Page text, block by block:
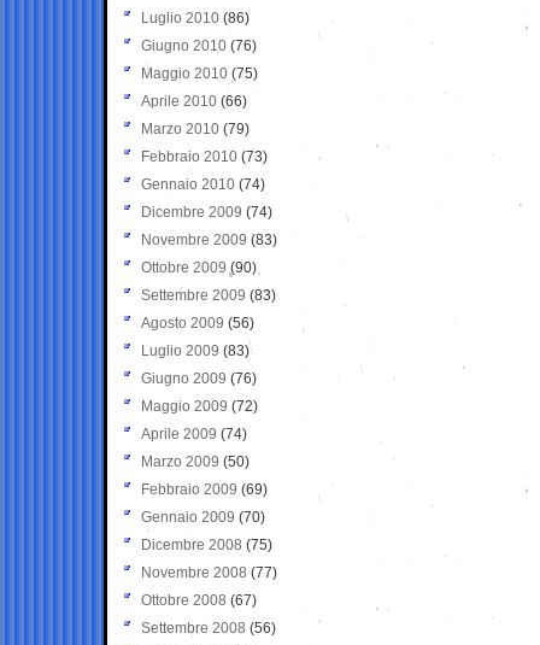
Luglio 2010 (86)
Giugno 2010 (76)
Maggio 2010 (75)
Aprile 2010 (66)
Marzo 2010 (79)
Febbraio 2010 (73)
Gennaio 2010 (74)
Dicembre 2009 (74)
Novembre 2009 (83)
Ottobre 2009 (90)
Settembre 2009 (83)
Agosto 2009 (56)
Luglio 2009 (83)
Giugno 2009 (76)
Maggio 2009 (72)
Aprile 2009 (74)
Marzo 2009 (50)
Febbraio 2009 (69)
Gennaio 2009 (70)
Dicembre 2008 (75)
Novembre 2008 (77)
Ottobre 2008 (67)
Settembre 2008 (56)